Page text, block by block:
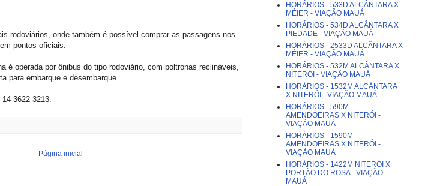
rodoviários, onde também é possível comprar as passagens nos
pontos oficiais.
é operada por ônibus do tipo rodoviário, com poltronas reclináveis,
para embarque e desembarque.
3622 3213.
Página inicial
HORÁRIOS - 533D ALCÂNTARA X
MÉIER - VIAÇÃO MAUÁ
HORÁRIOS - 534D ALCÂNTARA X
PIEDADE - VIAÇÃO MAUÁ
HORÁRIOS - 2533D ALCÂNTARA X
MÉIER - VIAÇÃO MAUÁ
HORÁRIOS - 532M ALCÂNTARA X
NITERÓI - VIAÇÃO MAUÁ
HORÁRIOS - 1532M ALCÂNTARA
X NITERÓI - VIAÇÃO MAUÁ
HORÁRIOS - 590M
AMENDOEIRAS X NITERÓI -
VIAÇÃO MAUÁ
HORÁRIOS - 1590M
AMENDOEIRAS X NITERÓI -
VIAÇÃO MAUÁ
HORÁRIOS - 1422M NITERÓI X
PORTÃO DO ROSA - VIAÇÃO
MAUÁ